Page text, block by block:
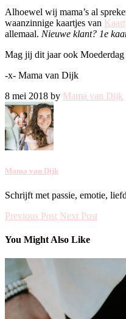
Alhoewel wij mama’s al
waanzinnige kaartjes van
allemaal. Nieuwe klant? 1e
Mag jij dit jaar ook Moederdag
-x- Mama van Dijk
8 mei 2018 by Mama van Dijk
Mama van Dijk
Schrijft met passie, emotie,
Previous Post Next Post
You Might Also Like